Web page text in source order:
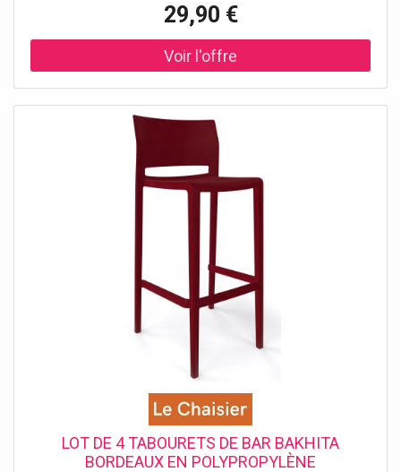
29,90 €
LOT DE 4 TABOURETS DE BAR BAKHITA
BORDEAUX EN POLYPROPYLÈNE